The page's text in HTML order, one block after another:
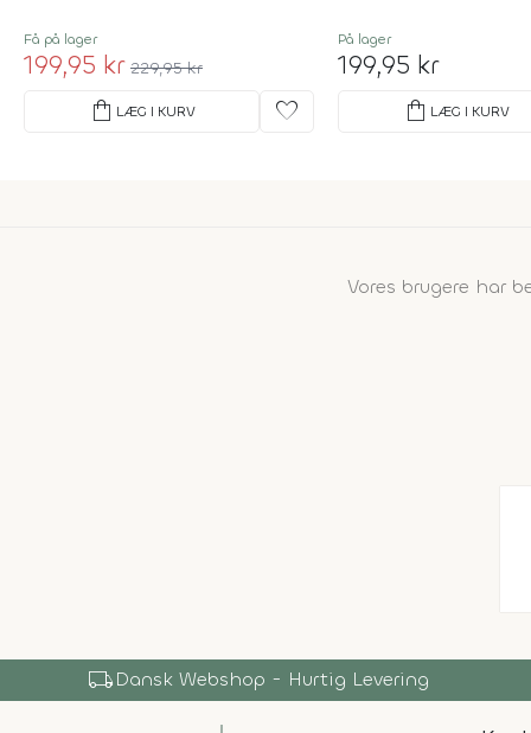
Få på lager
199,95 kr 229,95 kr
shopping_bag LÆG I KURV favorite
På lager
199,95 kr
shopping_bag LÆG I KURV
Vores brugere har
local_shippingDansk Webshop - Hurtig Levering